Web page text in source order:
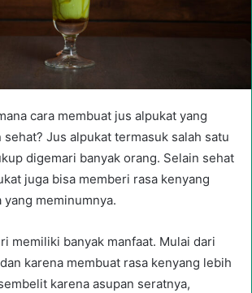
cara membuat jus alpukat yang
sehat? Jus alpukat termasuk salah satu
digemari banyak orang. Selain sehat
juga bisa memberi rasa kenyang
yang meminumnya.
memiliki banyak manfaat. Mulai dari
karena membuat rasa kenyang lebih
karena asupan seratnya,